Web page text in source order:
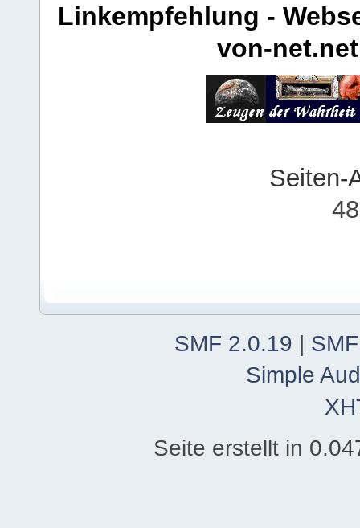
Linkempfehlung -
von-net.net
Seiten-
SMF 2.0.19 |
Simple
Seite erstellt in